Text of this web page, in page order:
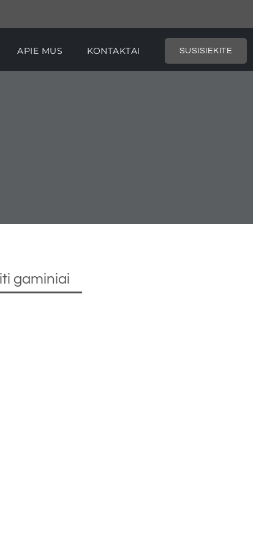
APIE MUS KONTAKTAI SUSISIEKITE
gaminiai